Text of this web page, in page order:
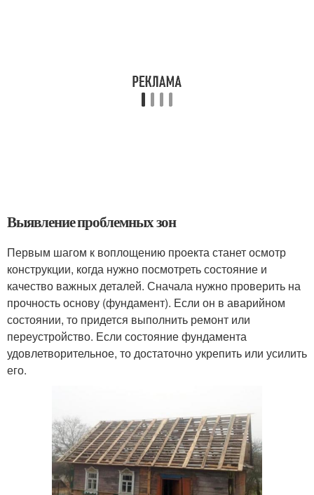
Выявление проблемных зон
Первым шагом к воплощению проекта станет осмотр
конструкции, когда нужно посмотреть состояние и
качество важных деталей. Сначала нужно проверить на
прочность основу (фундамент). Если он в аварийном
состоянии, то придется выполнить ремонт или
переустройство. Если состояние фундамента
удовлетворительное, то достаточно укрепить или усилить
его.